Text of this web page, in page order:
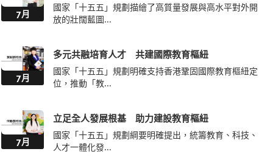
7月
國家「十五五」規劃描繪了高質量發展與高水平對外開
放的壯闊藍圖...
7月
多元共融培育人才 共建國際教育樞紐
國家「十五五」規劃明確支持香港鞏固國際教育樞紐定
位，推動「教...
7月
立足全人發展根基 助力建設教育樞紐
國家「十五五」規劃綱要明確提出，統籌教育、科技、
人才一體化發...